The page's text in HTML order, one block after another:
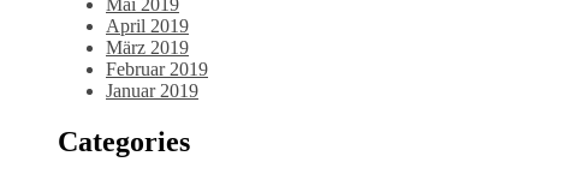
April 2019
März 2019
Februar 2019
Januar 2019
Categories